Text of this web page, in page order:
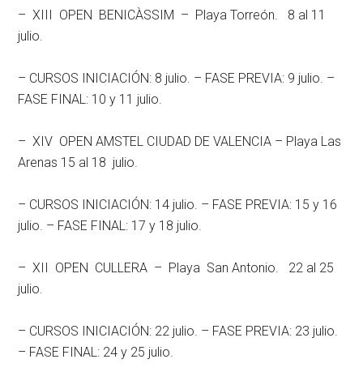
– XIII OPEN BENICÀSSIM – Playa Torreón. 8 al 11
julio.
– CURSOS INICIACIÓN: 8 julio. – FASE PREVIA: 9 julio. –
FASE FINAL: 10 y 11 julio.
– XIV OPEN AMSTEL CIUDAD DE VALENCIA – Playa Las
Arenas 15 al 18 julio.
– CURSOS INICIACIÓN: 14 julio. – FASE PREVIA: 15 y 16
julio. – FASE FINAL: 17 y 18 julio.
– XII OPEN CULLERA – Playa San Antonio. 22 al 25
julio.
– CURSOS INICIACIÓN: 22 julio. – FASE PREVIA: 23 julio.
– FASE FINAL: 24 y 25 julio.